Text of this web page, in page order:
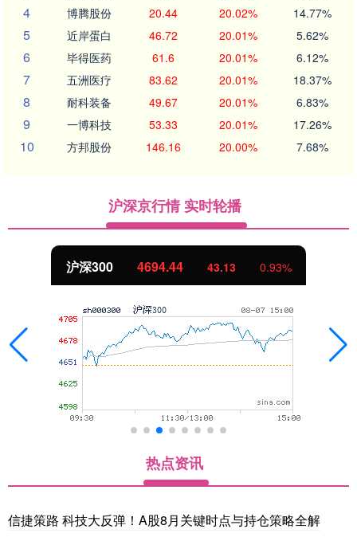
4 博腾股份 20.44 20.02% 14.77%
5 近岸蛋白 46.72 20.01% 5.62%
6 毕得医药 61.6 20.01% 6.12%
7 五洲医疗 83.62 20.01% 18.37%
8 耐科装备 49.67 20.01% 6.83%
9 一博科技 53.33 20.01% 17.26%
10 方邦股份 146.16 20.00% 7.68%
沪深京行情 实时轮播
北证50 1134.24 11.37 1.01%
热点资讯
信捷策路 科技大反弹！A股8月关键时点与持仓策略全解